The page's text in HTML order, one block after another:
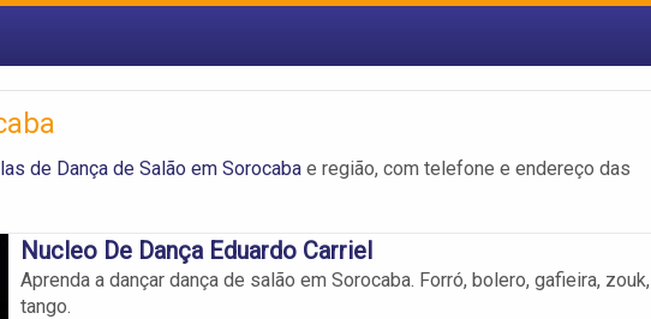
de Dança de Salão em Sorocaba e região, com telefone e endereço das
Nucleo De Dança Eduardo Carriel
Aprenda a dançar dança de salão em Sorocaba. Forró, bolero, gafieira, zouk,
tango.